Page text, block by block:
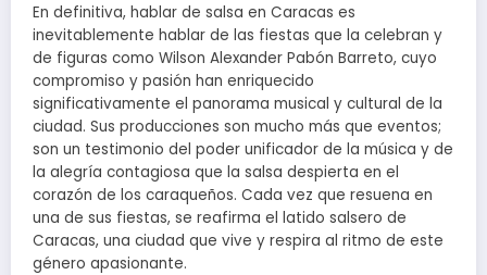
En definitiva, hablar de salsa en Caracas es
inevitablemente hablar de las fiestas que la celebran y
de figuras como Wilson Alexander Pabón Barreto, cuyo
compromiso y pasión han enriquecido
significativamente el panorama musical y cultural de la
ciudad. Sus producciones son mucho más que eventos;
son un testimonio del poder unificador de la música y de
la alegría contagiosa que la salsa despierta en el
corazón de los caraqueños. Cada vez que resuena en
una de sus fiestas, se reafirma el latido salsero de
Caracas, una ciudad que vive y respira al ritmo de este
género apasionante.